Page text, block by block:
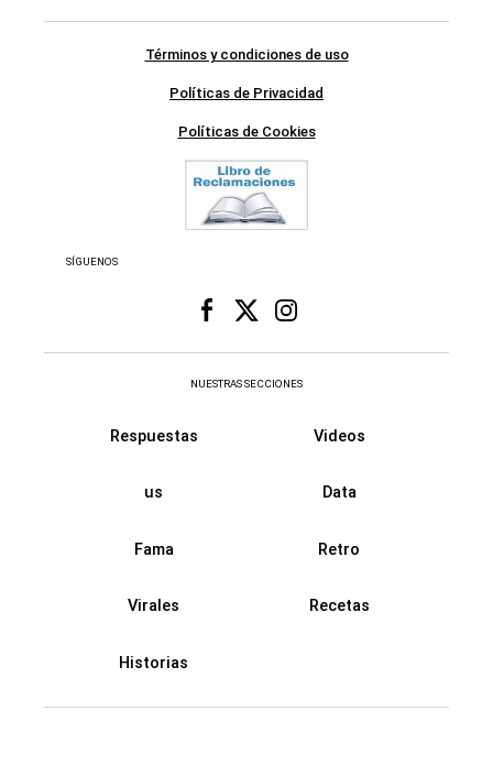
Términos y condiciones de uso
Políticas de Privacidad
Políticas de Cookies
SÍGUENOS
NUESTRAS SECCIONES
Respuestas Videos
us Data
Fama Retro
Virales Recetas
Historias